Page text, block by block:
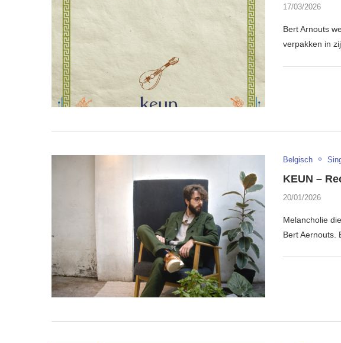
17/03/2026
Bert Arnouts
verpakken in
Belgisch
KEUN –
20/01/2026
Melancholie
Bert Aernouts.